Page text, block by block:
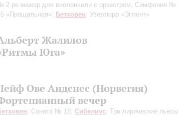
2 ре мажор для виолончели с оркестром, Симфония №
«Прощальная»; Бетховен: Увертюра «Эгмонт»
Жалилов
Юга»
Ове Андснес (Норвегия)
вечер
: Соната № 18; Сибелиус: Три лирические пьесы